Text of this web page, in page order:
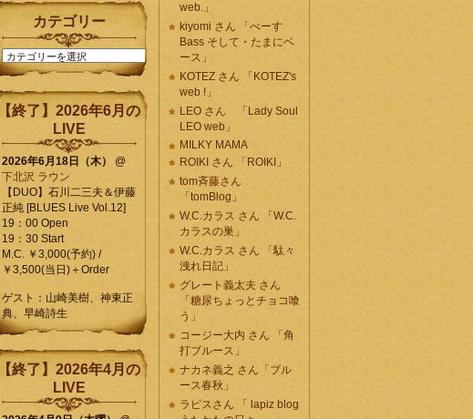
カテゴリー
カ
テ
リ
ー
【終了】2026年6月の
LIVE
2026年6月18日（木）
@
下北沢 ラウン
【DUO】石川二三夫＆伊藤
正純 [BLUES Live Vol.12]
19：00 Open
19：30 Start
M.C. ￥3,000(予約) /
￥3,500(当日)＋Order
ゲスト：山崎美樹、神東正
典、早崎詩生
【終了】2026年4月の
LIVE
web.」
kiyomi さん 「べーす
Bass そして・たまにベ
ース」
KOTEZ さん 「KOTEZ's
web !」
LEO さん 「Lady Soul
LEO web」
MILKY MAMA
ROIKI さん 「ROIKI」
tom斉藤さん
「tomBlog」
W.C.カラス さん 「W.C.
カラスの巣」
W.C.カラス さん 「駄々
洩れ日記」
グレート義太夫 さん
「糖尿ちょっとチョコ喰
う」
コージー大内 さん 「角
打ブルース」
ナカネ義之 さん「ブル
ース春秋」
ラピスさん 「 lapiz blog